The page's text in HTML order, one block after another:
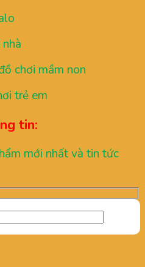
chơi mầm non
trẻ em
tin:
mới nhất và tin tức